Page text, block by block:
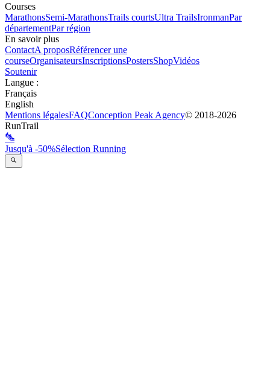
Courses
MarathonsSemi-MarathonsTrails courtsUltra TrailsIronmanPar
départementPar région
En savoir plus
ContactA proposRéférencer une
courseOrganisateursInscriptionsPostersShopVidéos
Soutenir
Langue :
Français
English
Mentions légalesFAQConception Peak Agency© 2018-2026
RunTrail
Jusqu'à -50%Sélection Running